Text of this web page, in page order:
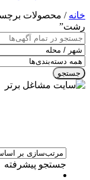
خانه / محصولات
رشت”
جستجو
جستجو پیشرفته